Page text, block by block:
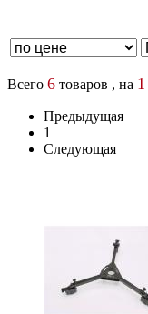
Всего 6 товаров , на 1
Предыдущая
1
Следующая